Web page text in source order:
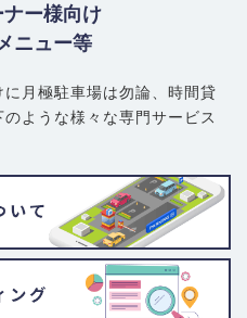
ー様向け
ニュー等
月極駐車場は勿論、 時間貸
ような様々な専門サービス